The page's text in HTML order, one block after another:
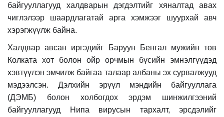
байгууллагууд халдварын дэгдэлтийг хяналтад авах
чиглэлээр шаардлагатай арга хэмжээг шуурхай авч
хэрэгжүүлж байна.
Халдвар авсан иргэдийг Баруун Бенгал мужийн төв
Колката хот болон ойр орчмын бүсийн эмнэлгүүдэд
хэвтүүлэн эмчилж байгаа талаар албаны эх сурвалжууд
мэдээлсэн. Дэлхийн эрүүл мэндийн байгууллага
(ДЭМБ) болон холбогдох эрдэм шинжилгээний
байгууллагууд Нипа вирусын тархалт, эрсдэлийг